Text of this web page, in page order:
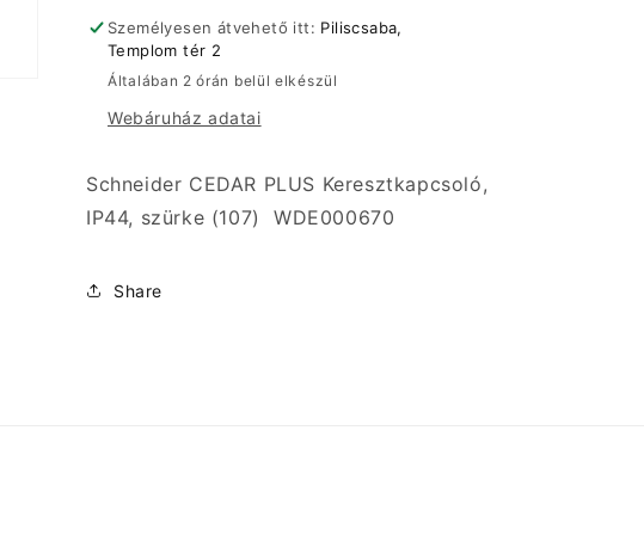
(107)
WDE000670
mennyiségének
(107)
mennyiségének
Személyesen átvehető itt: Piliscsaba,
Templom tér 2
Általában 2 órán belül elkészül
Webáruház adatai
Schneider CEDAR PLUS Keresztkapcsoló,
IP44, szürke (107) WDE000670
Share